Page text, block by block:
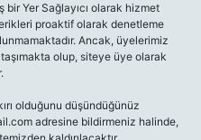
bir Yer Sağlayıcı olarak hizmet
proaktif olarak denetleme
Ancak, üyelerimiz
olup, siteye üye olarak
olduğunu düşündüğünüz
adresine bildirmeniz halinde,